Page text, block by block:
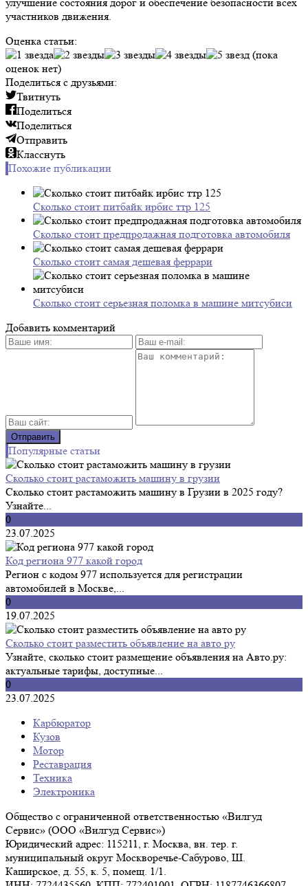
участников движения.
Оценка статьи:
(пока
оценок нет)
Поделиться с друзьями:
Твитнуть
Поделиться
Поделиться
Отправить
Класснуть
Похожие публикации
Сколько стоит питбайк ирбис ттр 125
Сколько стоит предпродажная подготовка автомобиля
Сколько стоит самая дешевая феррари
Сколько стоит серьезная поломка в машине митсубиси
Добавить комментарий
Популярные статьи
Сколько стоит растаможить машину в грузии
Сколько стоит растаможить машину в Грузии в 2025 году?
Узнайте...
0
23.07.2025
Код региона 977 какой город
Регион с кодом 977 используется для регистрации
автомобилей в Москве,...
0
19.07.2025
Сколько стоит разместить объявление на авто ру
Узнайте, сколько стоит размещение объявления на Авто.ру:
актуальные тарифы, доступные...
0
23.07.2025
Карбюратор
Кузов
Мотор
Реставрация
Техника
Электроника
Общество с ограниченной ответственностью «Вилгуд
Сервис» (ООО «Вилгуд Сервис»)
Юридический адрес: 115211, г. Москва, вн. тер. г.
муниципальный округ Москворечье-Сабурово, Ш.
Каширское, д. 55, к. 5, помещ. 1/1.